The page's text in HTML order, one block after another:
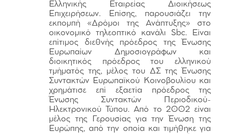
Ελληνικής Εταιρείας Διοικήσεως
Επιχειρήσεων. Επίσης, παρουσιάζει την
εκπομπή «Δρόμοι της Ανάπτυξης» στο
οικονομικό τηλεοπτικό κανάλι Sbc. Είναι
επίτιμος διεθνής πρόεδρος της Ένωσης
Ευρωπαίων Δημοσιογράφων και
διοικητικός πρόεδρος του ελληνικού
τμήματός της, μέλος του ΔΣ της Ένωσης
Συντακτών Ευρωπαϊκού Κοινοβουλίου και
χρημάτισε επί εξαετία πρόεδρος της
Ένωσης Συντακτών Περιοδικού-
Ηλεκτρονικού Τύπου. Από το 2002 είναι
μέλος της Γερουσίας για την Ένωση της
Ευρώπης, από την οποία και τιμήθηκε για